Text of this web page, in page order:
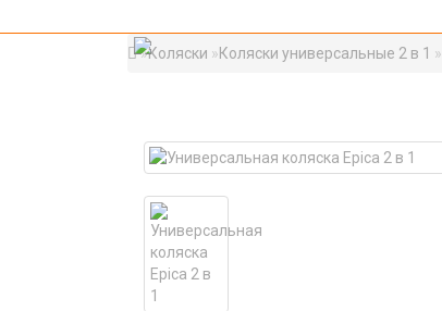
Коляски Коляски универсальные 2 в 1